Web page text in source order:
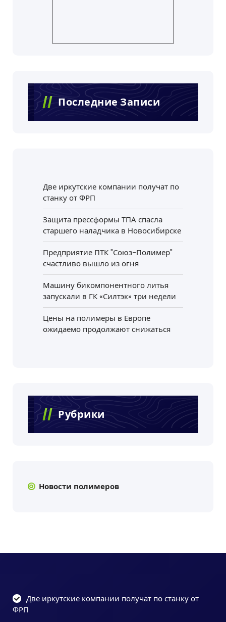
Последние Записи
Две иркутские компании получат по
станку от ФРП
Защита прессформы ТПА спасла
старшего наладчика в Новосибирске
Предприятие ПТК "Союз-Полимер"
счастливо вышло из огня
Машину бикомпонентного литья
запускали в ГК «Силтэк» три недели
Цены на полимеры в Европе
ожидаемо продолжают снижаться
Рубрики
Новости полимеров
Две иркутские компании получат по станку от
ФРП